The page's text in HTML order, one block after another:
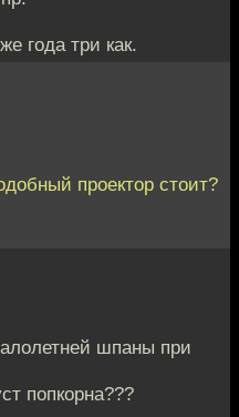
года три как.
проектор стоит?
шпаны при
попкорна???